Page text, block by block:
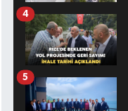
4
5